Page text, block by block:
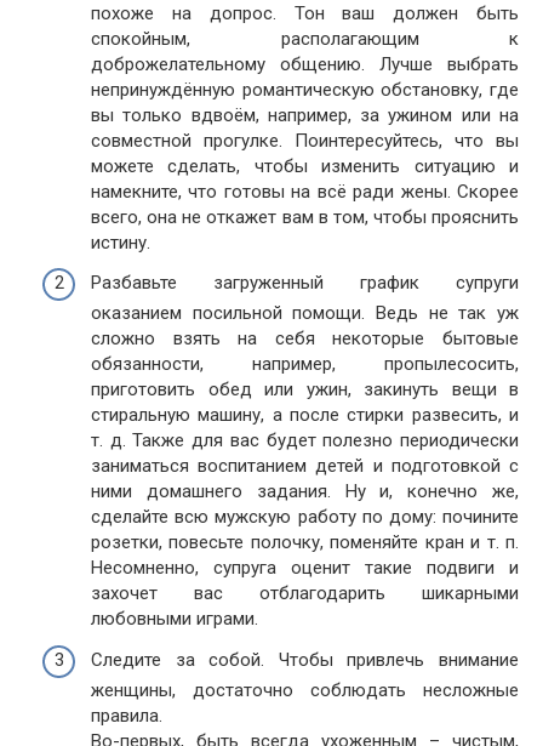
похоже на допрос. Тон ваш должен быть
спокойным, располагающим к
доброжелательному общению. Лучше выбрать
непринуждённую романтическую обстановку, где
вы только вдвоём, например, за ужином или на
совместной прогулке. Поинтересуйтесь, что вы
можете сделать, чтобы изменить ситуацию и
намекните, что готовы на всё ради жены. Скорее
всего, она не откажет вам в том, чтобы прояснить
истину.
Разбавьте загруженный график супруги
оказанием посильной помощи. Ведь не так уж
сложно взять на себя некоторые бытовые
обязанности, например, пропылесосить,
приготовить обед или ужин, закинуть вещи в
стиральную машину, а после стирки развесить, и
т. д. Также для вас будет полезно периодически
заниматься воспитанием детей и подготовкой с
ними домашнего задания. Ну и, конечно же,
сделайте всю мужскую работу по дому: почините
розетки, повесьте полочку, поменяйте кран и т. п.
Несомненно, супруга оценит такие подвиги и
захочет вас отблагодарить шикарными
любовными играми.
Следите за собой. Чтобы привлечь внимание
женщины, достаточно соблюдать несложные
правила.
Во-первых, быть всегда ухоженным – чистым,